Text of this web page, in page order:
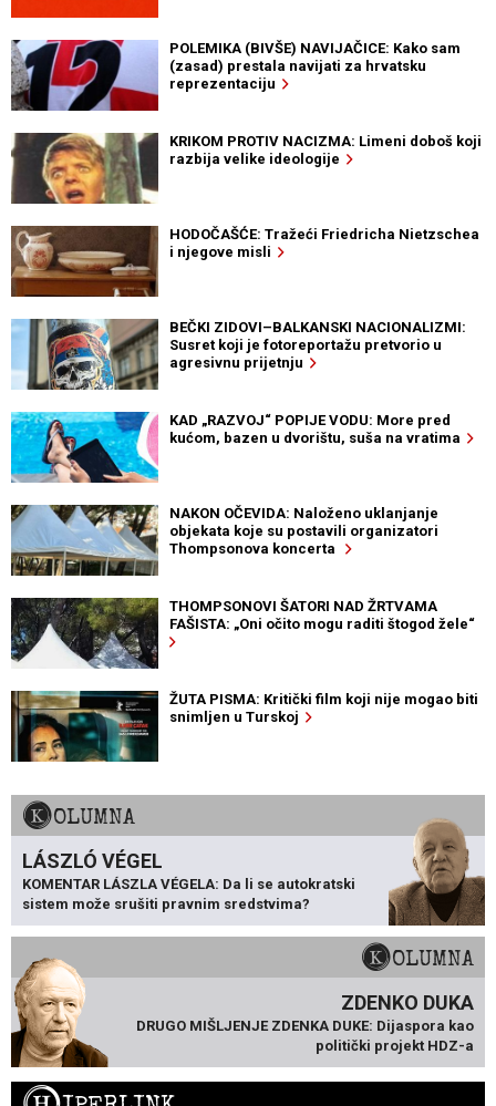
POLEMIKA (BIVŠE) NAVIJAČICE: Kako sam
(zasad) prestala navijati za hrvatsku
reprezentaciju
KRIKOM PROTIV NACIZMA: Limeni doboš koji
razbija velike ideologije
HODOČAŠĆE: Tražeći Friedricha Nietzschea
i njegove misli
BEČKI ZIDOVI–BALKANSKI NACIONALIZMI:
Susret koji je fotoreportažu pretvorio u
agresivnu prijetnju
KAD „RAZVOJ“ POPIJE VODU: More pred
kućom, bazen u dvorištu, suša na vratima
NAKON OČEVIDA: Naloženo uklanjanje
objekata koje su postavili organizatori
Thompsonova koncerta
THOMPSONOVI ŠATORI NAD ŽRTVAMA
FAŠISTA: „Oni očito mogu raditi štogod žele“
ŽUTA PISMA: Kritički film koji nije mogao biti
snimljen u Turskoj
KOLUMNA
LÁSZLÓ VÉGEL
KOMENTAR LÁSZLA VÉGELA: Da li se autokratski
sistem može srušiti pravnim sredstvima?
KOLUMNA
ZDENKO DUKA
DRUGO MIŠLJENJE ZDENKA DUKE: Dijaspora kao
politički projekt HDZ-a